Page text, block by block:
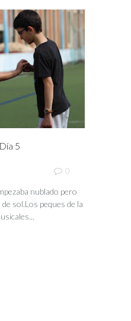
5
0
nublado pero
sol.Los peques de la